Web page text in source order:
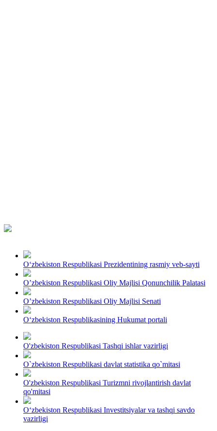
O‘zbekiston Respublikasi Prezidentining rasmiy veb-sayti
O’zbekiston Respublikasi Oliy Majlisi Qonunchilik Palatasi
O’zbekiston Respublikasi Oliy Majlisi Senati
O‘zbekiston Respublikasining Hukumat portali
O'zbekiston Respublikasi Tashqi ishlar vazirligi
O`zbekiston Respublikasi davlat statistika qo`mitasi
O'zbekiston Respublikasi Turizmni rivojlantirish davlat
qo'mitasi
Oʻzbekiston Respublikasi Investitsiyalar va tashqi savdo
vazirligi